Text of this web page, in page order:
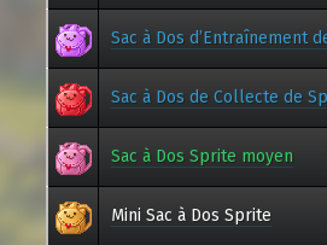
Sac à Dos d’Entraînement
Sac à Dos de Collecte de
Sac à Dos Sprite moyen
Mini Sac à Dos Sprite